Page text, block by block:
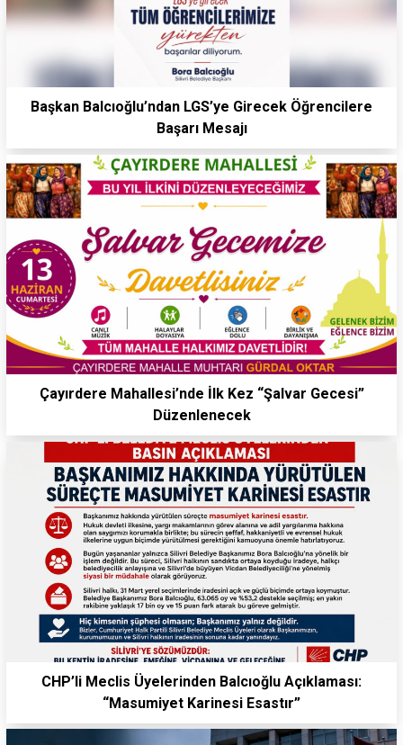
Başkan Balcıoğlu’ndan LGS’ye Girecek Öğrencilere
Başarı Mesajı
Çayırdere Mahallesi’nde İlk Kez “Şalvar Gecesi”
Düzenlenecek
CHP’li Meclis Üyelerinden Balcıoğlu Açıklaması:
“Masumiyet Karinesi Esastır”